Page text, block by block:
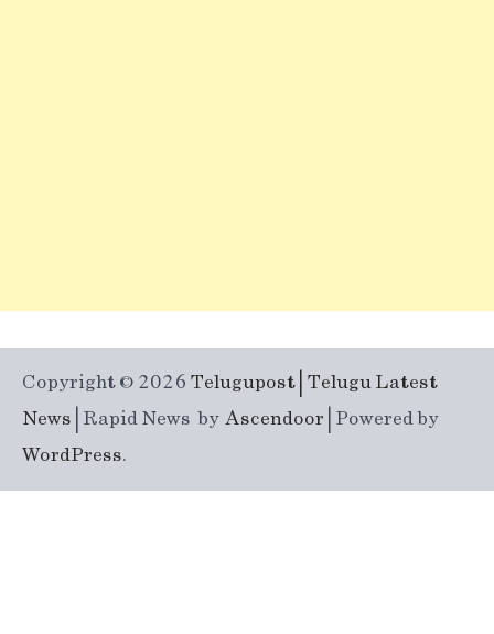
Copyright © 2026 Telugupost | Telugu Latest
News | Rapid News byAscendoor | Powered by
WordPress.